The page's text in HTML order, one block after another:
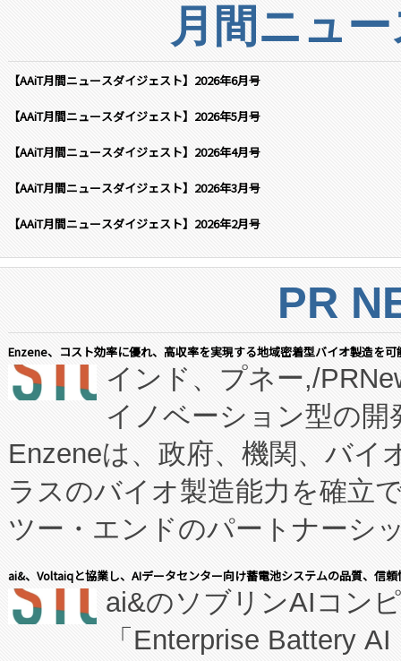
月間ニュ
【AAiT月間ニュースダイジェスト】2026年6月号
【AAiT月間ニュースダイジェスト】2026年5月号
【AAiT月間ニュースダイジェスト】2026年4月号
【AAiT月間ニュースダイジェスト】2026年3月号
【AAiT月間ニュースダイジェスト】2026年2月号
PR
Enzene、コスト効率に優れ、高収率を実現する地域密着型バイオ製造を
インド、プネー,/
イノベーション型の
Enzeneは、政府、機関、バイ
ラスのバイオ製造能力を確立
ツー・エンドのパートナーシ
表しました。 同社の実績ある
manufacturing™ (FCCM™) プ
たNeXは、バイオ医薬品製造
ai&、Voltaiqと協業し、AIデータセンター向け蓄電池システムの品質、信
ai&のソブリンAIコン
「Enterprise Battery